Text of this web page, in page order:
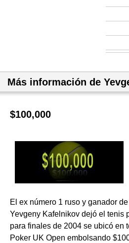
Más información de
$100,000
El ex número 1 ruso y ganador
Yevgeny Kafelnikov dejó el tenis
para finales de 2004 se ubicó en
Poker UK Open embolsando